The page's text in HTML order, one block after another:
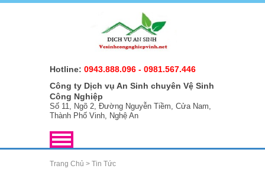
Hotline: 0943.888.096 - 0981.567.446
Công ty Dịch vụ An Sinh chuyên Vệ Sinh
Công Nghiệp
Số 11, Ngõ 2, Đường Nguyễn Tiềm, Cửa Nam,
Thành Phố Vinh, Nghệ An
Trang Chủ > Tin Tức